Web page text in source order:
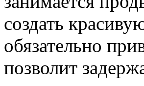
создать
обязательно
позволит